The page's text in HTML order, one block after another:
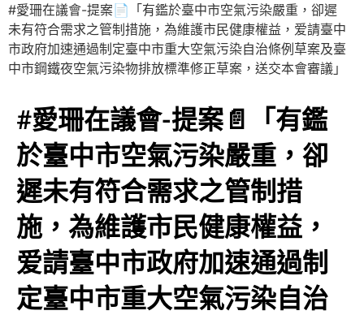
#愛珊在議會-提案📄「有鑑於臺中市空氣污染嚴重，卻遲
未有符合需求之管制措施，為維護市民健康權益，爱請臺中
市政府加速通過制定臺中市重大空氣污染自治條例草案及臺
中市鋼鐵夜空氣污染物排放標準修正草案，送交本會審議」
#愛珊在議會-提案📄「有鑑
於臺中市空氣污染嚴重，卻
遲未有符合需求之管制措
施，為維護市民健康權益，
爱請臺中市政府加速通過制
定臺中市重大空氣污染自治